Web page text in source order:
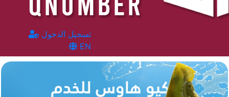
تسجيل الدخول
EN